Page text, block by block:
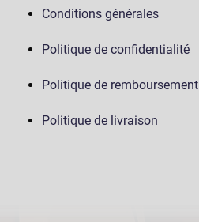
Conditions générales
Politique de confidentialité
Politique de remboursement
Politique de livraison